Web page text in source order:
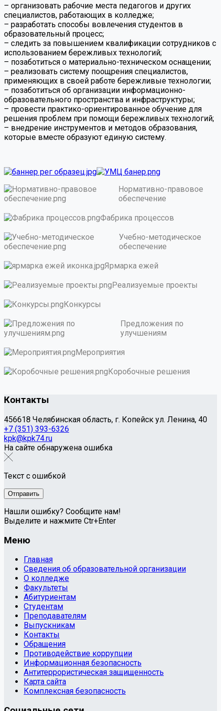
– организовать рабочие места педагогов и других
специалистов, работающих в колледже;
– разработать способы вовлечения студентов в
образовательный процесс;
– следить за повышением квалификации сотрудников с
использованием бережливых технологий;
– позаботиться о материально-техническом оснащении;
– реализовать систему поощрения специалистов,
применяющих в своей работе бережливые технологии;
– позаботиться об организации информационно-
образовательного пространства и инфраструктуры;
– провести практико-ориентированное обучение для
решения проблем при помощи бережливых технологий;
– внедрение инструментов и методов образования,
которые вместе образуют единую систему.
Нормативно-правовое
обеспечение
Фабрика процессов
Учебно-методическое
обеспечение
Ярмарка ежей
Реализуемые проекты
Конкурсы
Предложения по
улучшениям
Мероприятия
Коробочные решения
Контакты
456618 Челябинская область, г. Копейск ул. Ленина, 40
+7 (351) 393-6326
kpk@kpk74.ru
На сайте обнаружена ошибка
Текст с ошибкой
Нашли ошибку? Сообщите нам!
Выделите и нажмите Ctr+Enter
Меню
Главная
Сведения об образовательной организации
О колледже
Факультеты
Абитуриентам
Студентам
Преподавателям
Выпускникам
Контакты
Обращения
Противодействие коррупции
Информационная безопасность
Антитеррористическая защищенность
Карта сайта
Комплексная безопасность